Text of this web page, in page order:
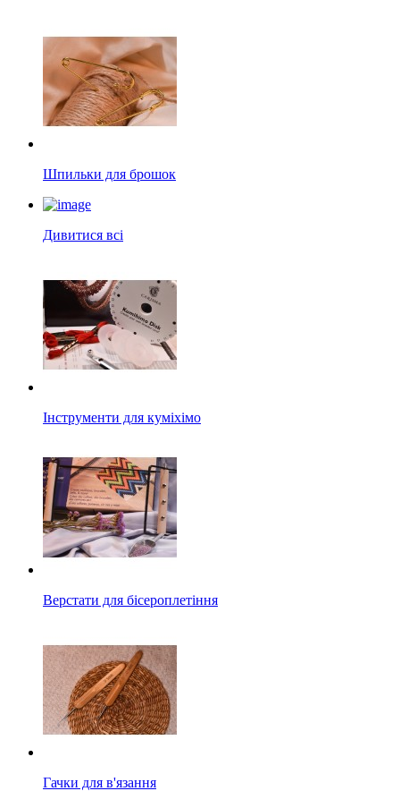
Шпильки для брошок
Дивитися всі
Інструменти для куміхімо
Верстати для бісероплетіння
Гачки для в'язання